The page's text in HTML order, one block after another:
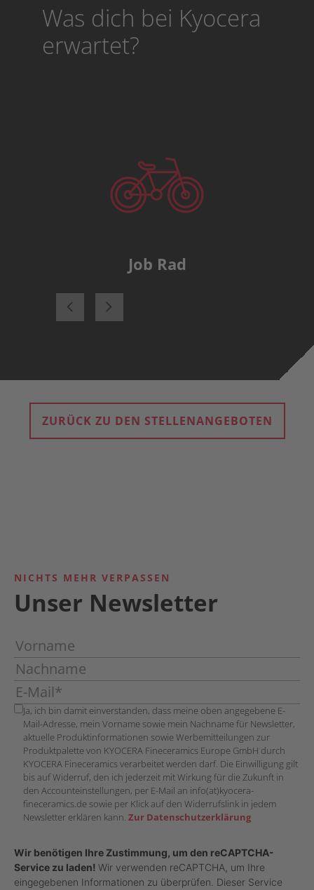
Was dich bei Kyocera
erwartet?
Job Rad
ZURÜCK ZU DEN STELLENANGEBOTEN
NICHTS MEHR VERPASSEN
Unser Newsletter
Ja, ich bin damit einverstanden, dass meine oben angegebene E-
Mail-Adresse, mein Vorname sowie mein Nachname für Newsletter,
aktuelle Produktinformationen sowie Werbemitteilungen zur
Produktpalette von KYOCERA Fineceramics Europe GmbH durch
KYOCERA Fineceramics verarbeitet werden darf. Die Einwilligung gilt
bis auf Widerruf, den ich jederzeit mit Wirkung für die Zukunft in
den Accounteinstellungen, per E-Mail an info(at)kyocera-
fineceramics.de sowie per Klick auf den Widerrufslink in jedem
Newsletter erklären kann. Zur Datenschutzerklärung
Wir benötigen Ihre Zustimmung, um den reCAPTCHA-
Service zu laden! Wir verwenden reCAPTCHA, um Ihre
eingegebenen Informationen zu überprüfen. Dieser Service